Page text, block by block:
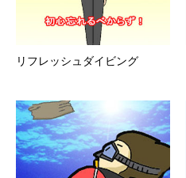
リフレッシュダイビング